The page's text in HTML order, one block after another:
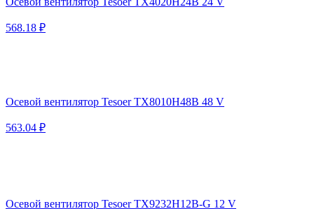
568.18 ₽
Осевой вентилятор Tesoer TX8010H48B 48 V
563.04 ₽
Осевой вентилятор Tesoer TX9232H12B-G 12 V